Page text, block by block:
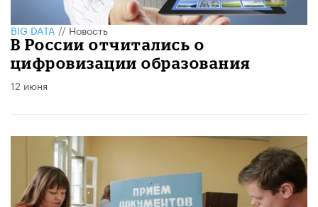
BIG DATA//Новость
В России отчитались о
цифровизации образования
12 июня